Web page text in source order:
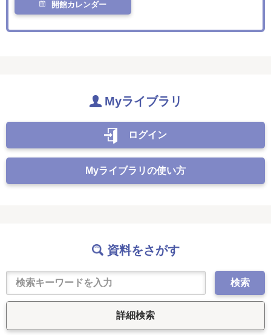
開館カレンダー
Myライブラリ
ログイン
Myライブラリの使い方
資料をさがす
検索
詳細検索